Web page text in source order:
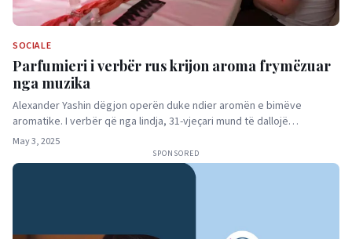
SOCIALE
Parfumieri i verbër rus krijon aroma frymëzuar
nga muzika
Alexander Yashin dëgjon operën duke ndier aromën e bimëve
aromatike. I verbër që nga lindja, 31-vjeçari mund të dallojë…
May 3, 2025
SPONSORED